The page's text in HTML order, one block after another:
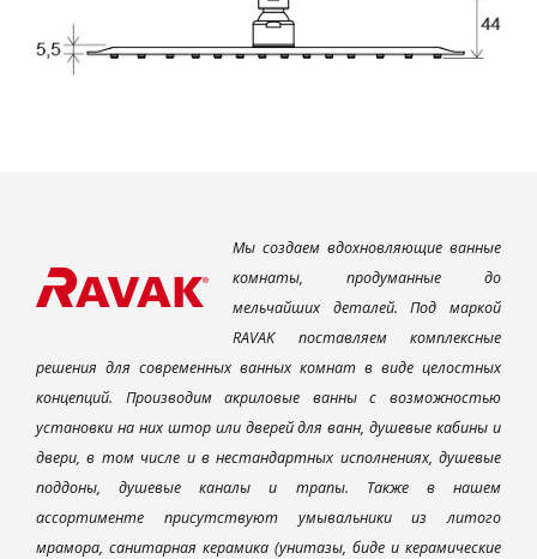
Мы создаем вдохновляющие ванные
комнаты, продуманные до
мельчайших деталей. Под маркой
RAVAK поставляем комплексные
решения для современных ванных комнат в виде целостных
концепций. Производим акриловые ванны с возможностью
установки на них штор или дверей для ванн, душевые кабины и
двери, в том числе и в нестандартных исполнениях, душевые
поддоны, душевые каналы и трапы. Также в нашем
ассортименте присутствуют умывальники из литого
мрамора, санитарная керамика (унитазы, биде и керамические